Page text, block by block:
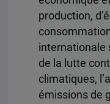
production,
internationale
de la lutte
climatiques,
émissions de